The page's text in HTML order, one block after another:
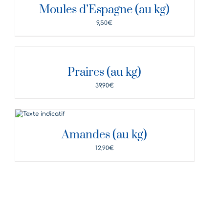
Moules d’Espagne (au kg)
9,50€
Praires (au kg)
39,90€
DÉTAILS
Amandes (au kg)
12,90€